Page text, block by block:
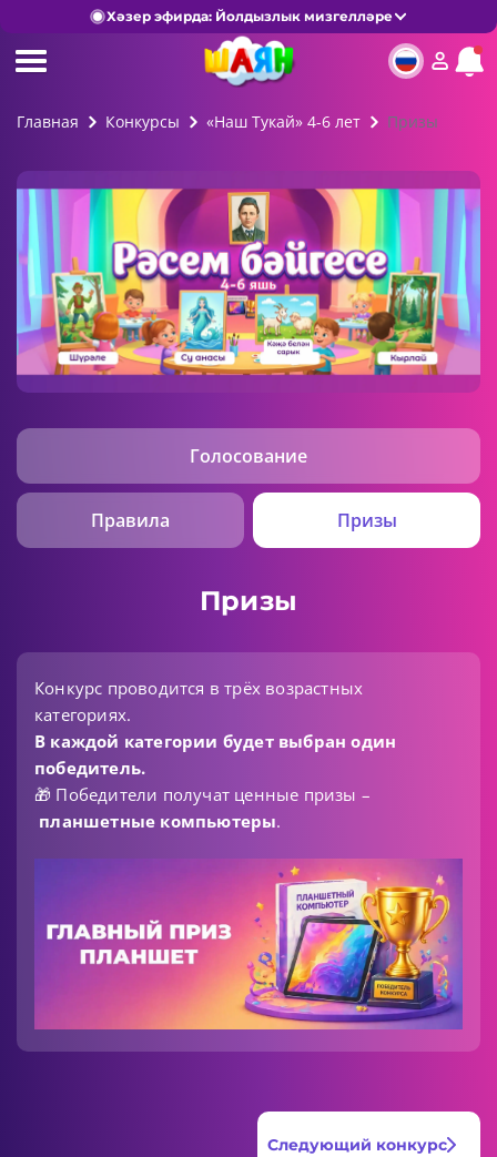
Хәзер эфирда: Йолдызлык мизгелләре
Главная Конкурсы «Наш Тукай» 4-6 лет Призы
Правила
Голосование
Призы
Призы
Конкурс проводится в трёх возрастных
категориях.
В каждой категории будет выбран один
победитель.
🎁 Победители получат ценные призы –
планшетные компьютеры.
Следующий конкурс